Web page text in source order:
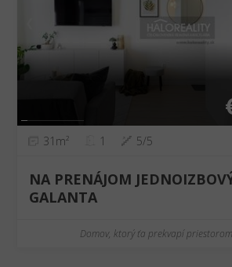
31m² 1 5/5
NA PRENÁJOM
GALANTA
Domov, ktorý ťa prekvapí